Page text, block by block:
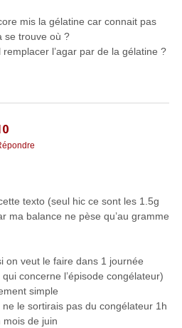
mis la gélatine car connait pas
se trouve où ?
remplacer l’agar par de la gélatine ?
texto (seul hic ce sont les 1.5g
ma balance ne pèse qu’au gramme
on veut le faire dans 1 journée
concerne l’épisode congélateur)
simple
le sortirais pas du congélateur 1h
mois de juin